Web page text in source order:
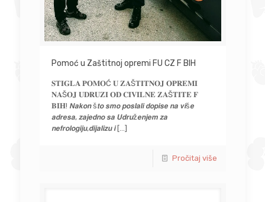
Pomoć u Zaštitnoj opremi FU CZ F BIH
𝐒𝐓𝐈𝐆𝐋𝐀 𝐏𝐎𝐌𝐎Ć 𝐔 𝐙𝐀Š𝐓𝐈𝐓𝐍𝐎𝐉 𝐎𝐏𝐑𝐄𝐌𝐈
𝐍𝐀Š𝐎𝐉 𝐔𝐃𝐑𝐔𝐙𝐈 𝐎𝐃 𝐂𝐈𝐕𝐈𝐋𝐍𝐄 𝐙𝐀Š𝐓𝐈𝐓𝐄 𝐅
𝐁𝐈𝐇! 𝙉𝙖𝙠𝙤𝙣 š𝙩𝙤 𝙨𝙢𝙤 𝙥𝙤𝙨𝙡𝙖𝙡𝙞 𝙙𝙤𝙥𝙞𝙨𝙚 𝙣𝙖 𝙫𝙞š𝙚
𝙖𝙙𝙧𝙚𝙨𝙖, 𝙯𝙖𝙟𝙚𝙙𝙣𝙤 𝙨𝙖 𝙐𝙙𝙧𝙪ž𝙚𝙣𝙟𝙚𝙢 𝙯𝙖
𝙣𝙚𝙛𝙧𝙤𝙡𝙤𝙜𝙞𝙟𝙪,𝙙𝙞𝙟𝙖𝙡𝙞𝙯𝙪 𝙞[…]
Pročitaj više